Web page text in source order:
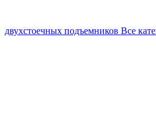
двухстоечных подъемников Все